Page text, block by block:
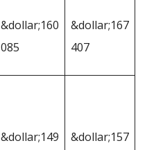
&dollar;160
085
&dollar;167
407
&dollar;149
&dollar;157